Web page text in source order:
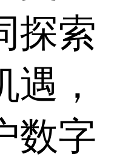
探索
，
数字